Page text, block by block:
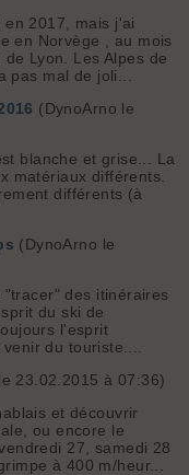
2017, mais j'ai
en Norvège , au mois
Lyon. Les Alpes de
pas mal de joli...
(DynoArno le
blanche et grise... La
matériaux différents.
différents (à
(DynoArno le
des itinéraires
du ski de
l'esprit
du touriste....
23.02.2015 à 07:36)
et découvrir
ou encore le
27, samedi 28
à 400 m/heur...